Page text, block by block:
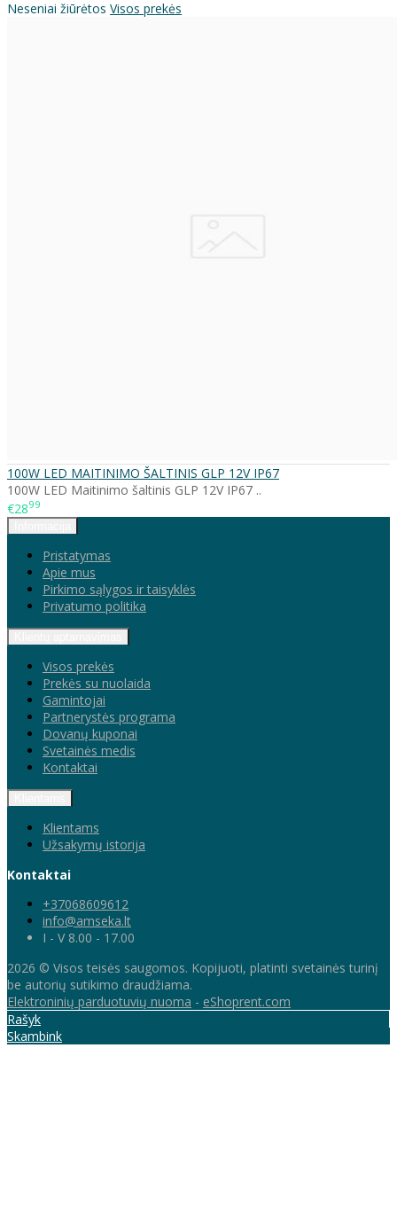
Neseniai žiūrėtos Visos prekės
100W LED MAITINIMO ŠALTINIS GLP 12V IP67
100W LED Maitinimo šaltinis GLP 12V IP67 ..
€2899
Pristatymas
Apie mus
Pirkimo sąlygos ir taisyklės
Privatumo politika
Visos prekės
Prekės su nuolaida
Gamintojai
Partnerystės programa
Dovanų kuponai
Svetainės medis
Kontaktai
Klientams
Užsakymų istorija
Kontaktai
+37068609612
info@amseka.lt
I - V 8.00 - 17.00
2026 © Visos teisės saugomos. Kopijuoti, platinti svetainės turinį
be autorių sutikimo draudžiama.
Elektroninių parduotuvių nuoma - eShoprent.com
Rašyk
Skambink